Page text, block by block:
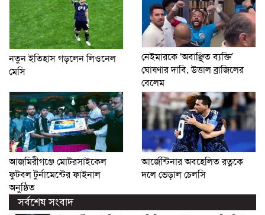
নতুন ইতিহাস গড়লেন লিওনেল
মেসি
নেইমারকে ‘অবাঞ্ছিত ব্যক্তি’
ঘোষণার দাবি, উত্তাল ব্রাজিলের
বেলেম
আজমিরীগঞ্জে মোটরসাইকেল
ফুটবল টুর্নামেন্টের ফাইনাল
অনুষ্ঠিত
আর্জেন্টিনার অবহেলিত রত্নকে
দলে ভেড়াল চেলসি
সর্বশেষ সংবাদ